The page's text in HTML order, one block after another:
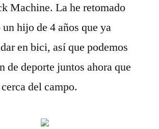
Machine. La he retomado
hijo de 4 años que ya
en bici, así que podemos
de deporte juntos ahora que
del campo.